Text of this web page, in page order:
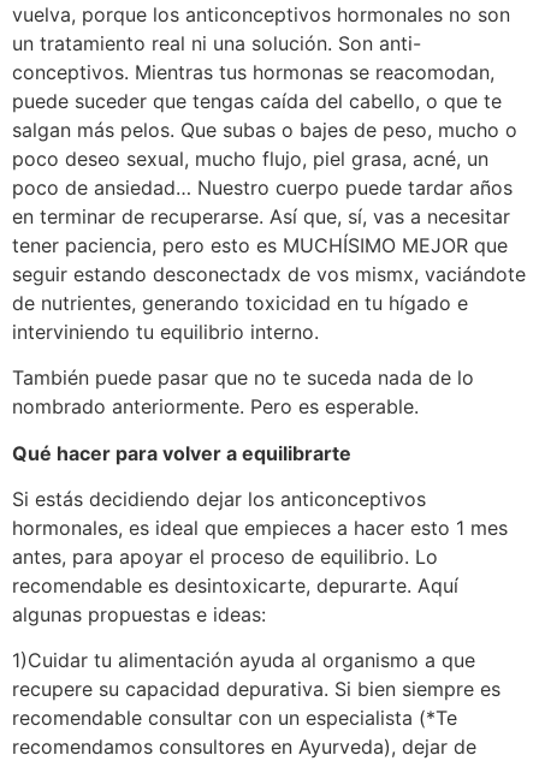
vuelva, porque los anticonceptivos hormonales no son
un tratamiento real ni una solución. Son anti-
conceptivos. Mientras tus hormonas se reacomodan,
puede suceder que tengas caída del cabello, o que te
salgan más pelos. Que subas o bajes de peso, mucho o
poco deseo sexual, mucho flujo, piel grasa, acné, un
poco de ansiedad… Nuestro cuerpo puede tardar años
en terminar de recuperarse. Así que, sí, vas a necesitar
tener paciencia, pero esto es MUCHÍSIMO MEJOR que
seguir estando desconectadx de vos mismx, vaciándote
de nutrientes, generando toxicidad en tu hígado e
interviniendo tu equilibrio interno.
También puede pasar que no te suceda nada de lo
nombrado anteriormente. Pero es esperable.
Qué hacer para volver a equilibrarte
Si estás decidiendo dejar los anticonceptivos
hormonales, es ideal que empieces a hacer esto 1 mes
antes, para apoyar el proceso de equilibrio. Lo
recomendable es desintoxicarte, depurarte. Aquí
algunas propuestas e ideas:
1)Cuidar tu alimentación ayuda al organismo a que
recupere su capacidad depurativa. Si bien siempre es
recomendable consultar con un especialista (*Te
recomendamos consultores en Ayurveda), dejar de